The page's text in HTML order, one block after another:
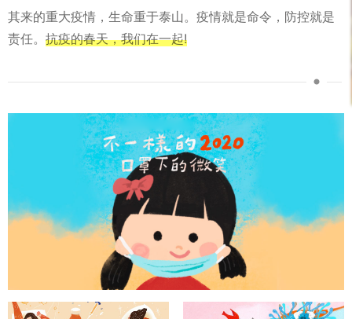
其来的重大疫情，生命重于泰山。疫情就是命令，防控就是
责任。 抗疫的春天，我们在一起!